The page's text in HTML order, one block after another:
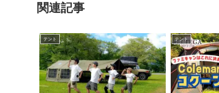
関連記事
テント テント